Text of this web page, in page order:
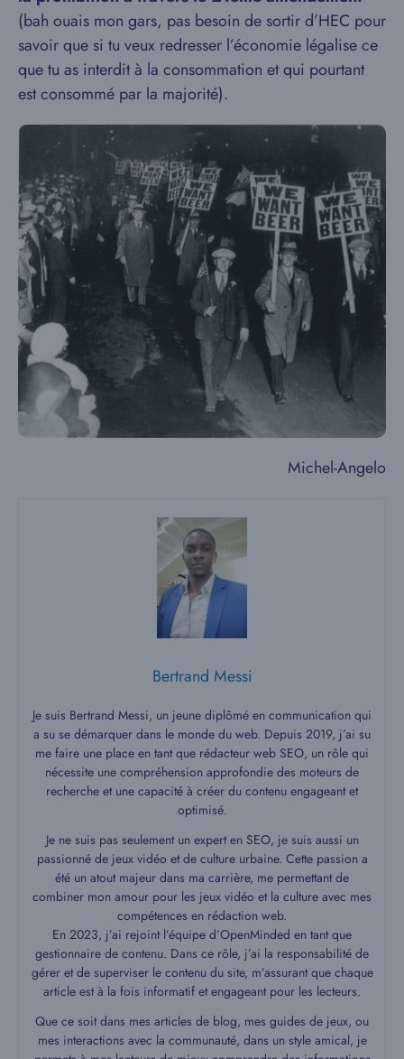
(bah ouais mon gars, pas besoin de sortir d’HEC pour
savoir que si tu veux redresser l’économie légalise ce
que tu as interdit à la consommation et qui pourtant
est consommé par la majorité).
Michel-Angelo
Bertrand Messi
Je suis Bertrand Messi, un jeune diplômé en communication qui
a su se démarquer dans le monde du web. Depuis 2019, j’ai su
me faire une place en tant que rédacteur web SEO, un rôle qui
nécessite une compréhension approfondie des moteurs de
recherche et une capacité à créer du contenu engageant et
optimisé.
Je ne suis pas seulement un expert en SEO, je suis aussi un
passionné de jeux vidéo et de culture urbaine. Cette passion a
été un atout majeur dans ma carrière, me permettant de
combiner mon amour pour les jeux vidéo et la culture avec mes
compétences en rédaction web.
En 2023, j’ai rejoint l’équipe d’OpenMinded en tant que
gestionnaire de contenu. Dans ce rôle, j’ai la responsabilité de
gérer et de superviser le contenu du site, m’assurant que chaque
article est à la fois informatif et engageant pour les lecteurs.
Que ce soit dans mes articles de blog, mes guides de jeux, ou
mes interactions avec la communauté, dans un style amical, je